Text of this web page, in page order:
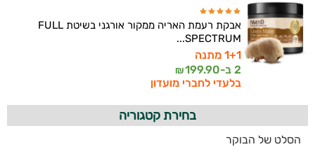
אבקת רעמת האריה ממקור אורגני בשיטת FULL
SPECTRUM...
1+1 מתנה
2 ב-
199.90
₪
בלעדי לחברי מועדון
בחירת קטגוריה
הסלט של הבוקר